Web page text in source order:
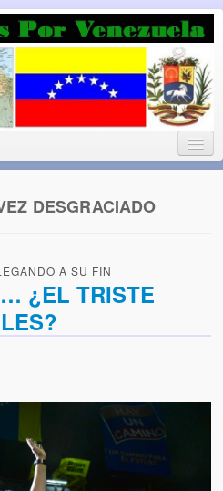
Democracia
que le ha caido a esta tierra
te da la bienvenida a éste nuestro
welcomes you to our Blog)
this Blog)
Teques (The Jerk and the Reds in
DESGRACIADO
A SU FIN
¿EL TRISTE